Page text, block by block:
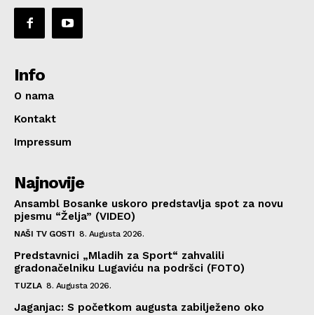
Info
O nama
Kontakt
Impressum
Najnovije
Ansambl Bosanke uskoro predstavlja spot za novu
pjesmu “Želja” (VIDEO)
NAŠI TV GOSTI 8. Augusta 2026.
Predstavnici „Mladih za Sport“ zahvalili
gradonačelniku Lugaviću na podršci (FOTO)
TUZLA 8. Augusta 2026.
Jaganjac: S početkom augusta zabilježeno oko